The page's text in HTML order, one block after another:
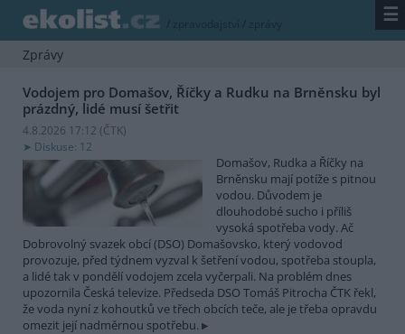
/ zpravodajství / zprávy ☰
Zprávy
Vodojem pro Domašov, Říčky a Rudku na Brněnsku byl
prázdný, lidé musí šetřit
4.8.2026 17:12 (ČTK)
Diskuse: 12
Domašov, Rudka a Říčky na
Brněnsku mají potíže s pitnou
vodou. Důvodem je
dlouhodobé sucho i příliš
vysoká spotřeba vody. Ač
Dobrovolný svazek obcí (DSO) Domašovsko, který vodovod
provozuje, před týdnem vyzval k šetření vodou, spotřeba stoupla,
a lidé tak v pondělí vodojem zcela vyčerpali. Na problém dnes
upozornila Česká televize. Předseda DSO Tomáš Pitrocha ČTK řekl,
že voda nyní z kohoutků ve třech obcích teče, ale je třeba opravdu
omezit její nadměrnou spotřebu.